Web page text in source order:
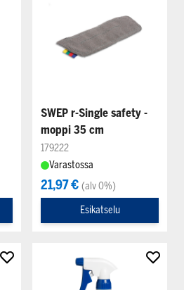
SWEP r-Single safety -
moppi 35 cm
179222
Varastossa
21,97 € (alv 0%)
Esikatselu